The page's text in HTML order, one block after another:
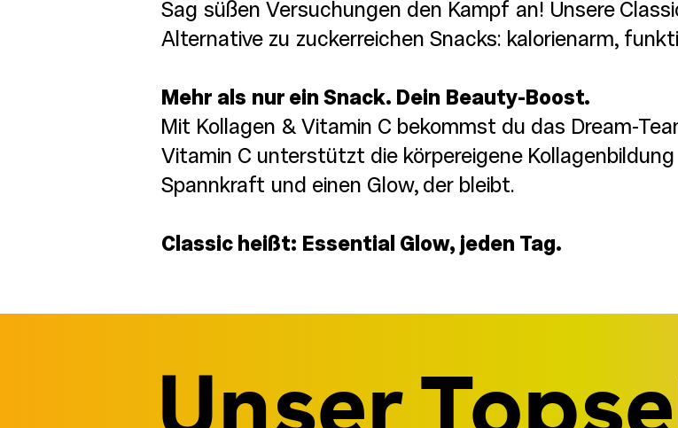
Sag süßen Versuchungen den Kampf an! Unsere
Alternative zu zuckerreichen Snacks: kalorienarm,
Mehr als nur ein Snack. Dein Beauty-Boost.
Mit Kollagen & Vitamin C bekommst du das Dream-
Vitamin C unterstützt die körpereigene
Spannkraft und einen Glow, der bleibt.
Classic heißt: Essential Glow, jeden Tag.